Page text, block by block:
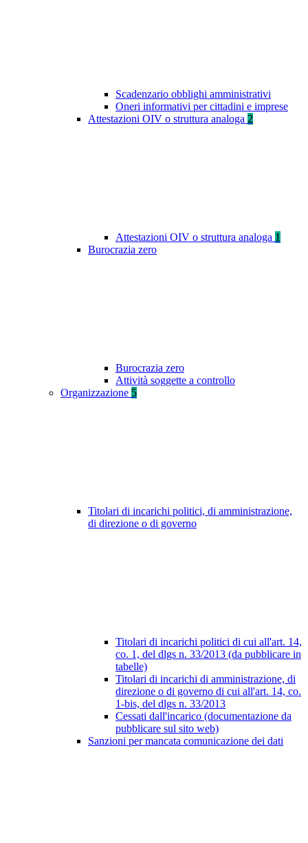
Scadenzario obblighi amministrativi
Oneri informativi per cittadini e imprese
Attestazioni OIV o struttura analoga 2
Attestazioni OIV o struttura analoga 1
Burocrazia zero
Burocrazia zero
Attività soggette a controllo
Organizzazione 5
Titolari di incarichi politici, di amministrazione,
di direzione o di governo
Titolari di incarichi politici di cui all'art. 14,
co. 1, del dlgs n. 33/2013 (da pubblicare in
tabelle)
Titolari di incarichi di amministrazione, di
direzione o di governo di cui all'art. 14, co.
1-bis, del dlgs n. 33/2013
Cessati dall'incarico (documentazione da
pubblicare sul sito web)
Sanzioni per mancata comunicazione dei dati